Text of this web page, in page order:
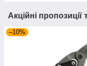
Акційні пропозиції
–10%